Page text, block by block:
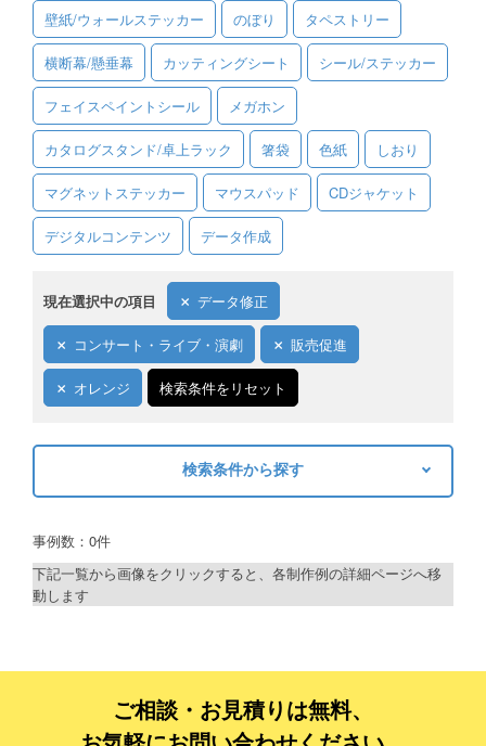
資料をダウンロード
ご利用規約
お見積り・お問合せ
壁紙/ウォールステッカー のぼり タペストリー
横断幕/懸垂幕 カッティングシート シール/ステッカー
フェイスペイントシール メガホン
カタログスタンド/卓上ラック 箸袋 色紙 しおり
マグネットステッカー マウスパッド CDジャケット
デジタルコンテンツ データ作成
現在選択中の項目 データ修正
コンサート・ライブ・演劇 販売促進
オレンジ 検索条件をリセット
検索条件から探す
制作プランで探す
ベーシックコース
シルバーコース
事例数：0件
下記一覧から画像をクリックすると、各制作例の詳細ページへ移
動します
ご相談・お見積りは無料、